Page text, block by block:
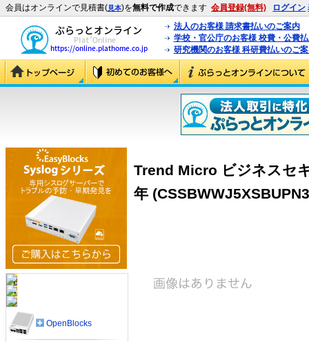
会員はオンラインで見積書(見本)を無料で作成できます 会員登録(無料) ログイン
法人のお客様 請求書払いのご案内
学校・官公庁のお客様 校費・公費
研究機関のお客様 科研費払いのご
Trend Micro ビジネスセ
年
OpenBlocks